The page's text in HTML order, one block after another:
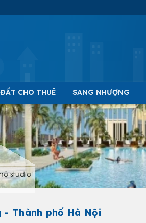
CHO THUÊ SANG NHƯỢNG
studio
- Thành phố Hà Nội